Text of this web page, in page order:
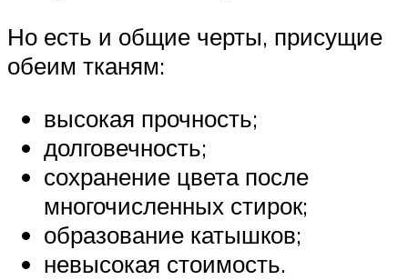
Но есть и общие черты, присущие
обеим тканям:
высокая прочность;
долговечность;
сохранение цвета после
многочисленных стирок;
образование катышков;
невысокая стоимость.